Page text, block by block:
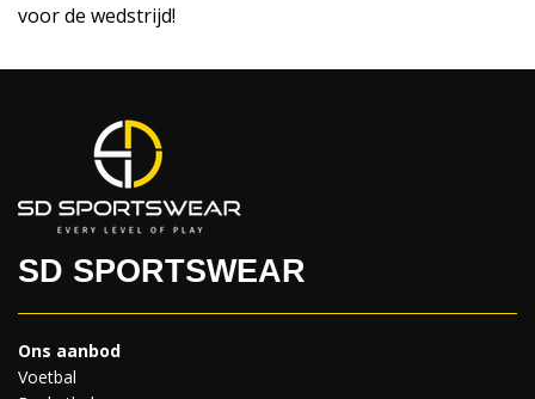
voor de wedstrijd!
SD SPORTSWEAR
Ons aanbod
Voetbal